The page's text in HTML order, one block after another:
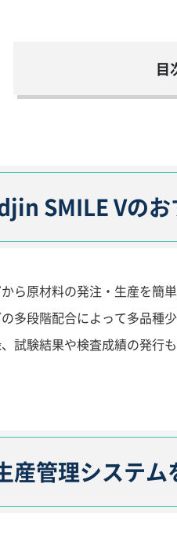
目
SMILE Vのお
ら原材料の発注・生産を簡
多段階配合によって多品種
試験結果や検査成績の発行
産管理システム